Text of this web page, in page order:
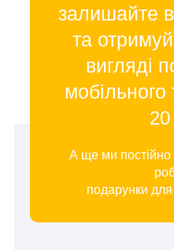
залишайте
та
вигляді
20
А ще ми постійно
подарунки